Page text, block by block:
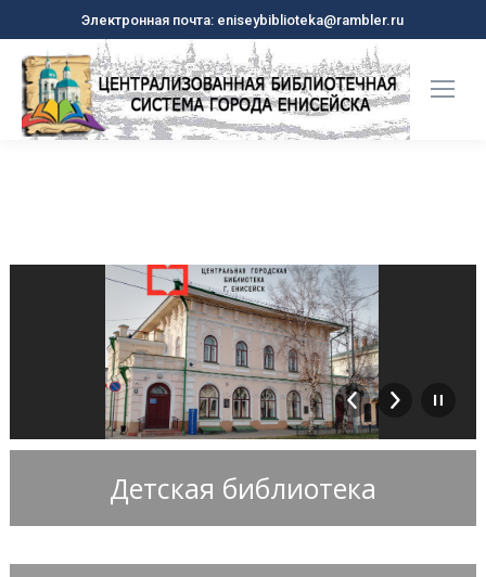
Электронная почта: eniseybiblioteka@rambler.ru
Детская библиотека